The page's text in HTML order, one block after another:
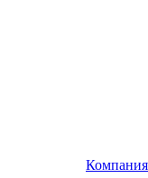
Компания